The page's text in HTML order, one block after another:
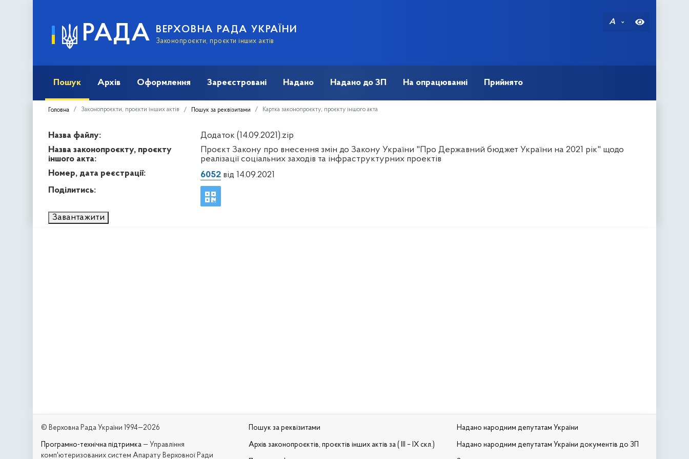
РАДА ВЕРХОВНА РАДА УКРАЇНИ
Законопроєкти, проєкти інших актів
A
Пошук Архів Оформлення Зареєстровані Надано Надано до ЗП На опрацюванні Прийнято
Головна Законопроєкти, проєкти інших актів Пошук за реквізитами Картка законопроєкту, проєкту іншого акта
Назва файлу:
Додаток (14.09.2021).zip
Назва законопроєкту, проєкту
іншого акта:
Проєкт Закону про внесення змін до Закону України "Про Державний бюджет України на 2021 рік" щодо
реалізації соціальних заходів та інфраструктурних проектів
Номер, дата реєстрації:
6052від 14.09.2021
Поділитись:
Завантажити
© Верховна Рада України 1994—2026
Програмно-технічна підтримка — Управління
комп'ютеризованих систем Апарату Верховної Ради
Пошук за реквізитами
Архів законопроєктів, проєктів інших актів за ( III – IX скл.)
Надано народним депутатам України
Надано народним депутатам України документів до ЗП